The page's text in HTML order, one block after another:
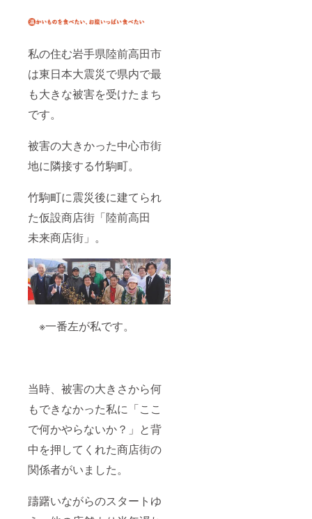
私の住む岩手県陸前高田市
は東日本大震災で県内で最
も大きな被害を受けたまち
です。
被害の大きかった中心市街
地に隣接する竹駒町。
竹駒町に震災後に建てられ
た仮設商店街「陸前高田
未来商店街」。
※一番左が私です。
当時、被害の大きさから何
もできなかった私に「ここ
で何かやらないか？」と背
中を押してくれた商店街の
関係者がいました。
躊躇いながらのスタートゆ